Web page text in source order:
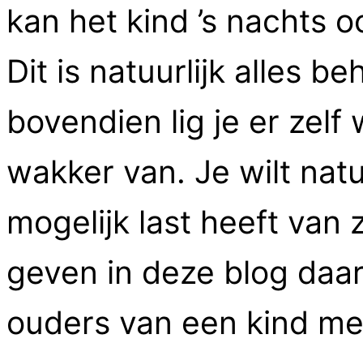
kan het kind ’s nachts
Dit is natuurlijk alles
bovendien lig je er zelf
wakker van. Je wilt
mogelijk last heeft van
geven in deze blog
ouders van een kind